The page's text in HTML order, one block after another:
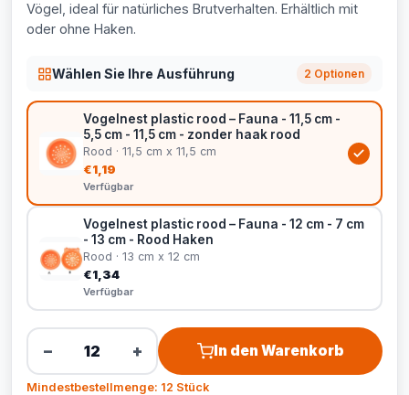
Vögel, ideal für natürliches Brutverhalten. Erhältlich mit
oder ohne Haken.
Wählen Sie Ihre Ausführung 2 Optionen
Vogelnest plastic rood – Fauna - 11,5 cm -
5,5 cm - 11,5 cm - zonder haak rood
Rood · 11,5 cm x 11,5 cm
€1,19
Verfügbar
Vogelnest plastic rood – Fauna - 12 cm - 7 cm
- 13 cm - Rood Haken
Rood · 13 cm x 12 cm
€1,34
Verfügbar
− + In den Warenkorb
Mindestbestellmenge: 12 Stück